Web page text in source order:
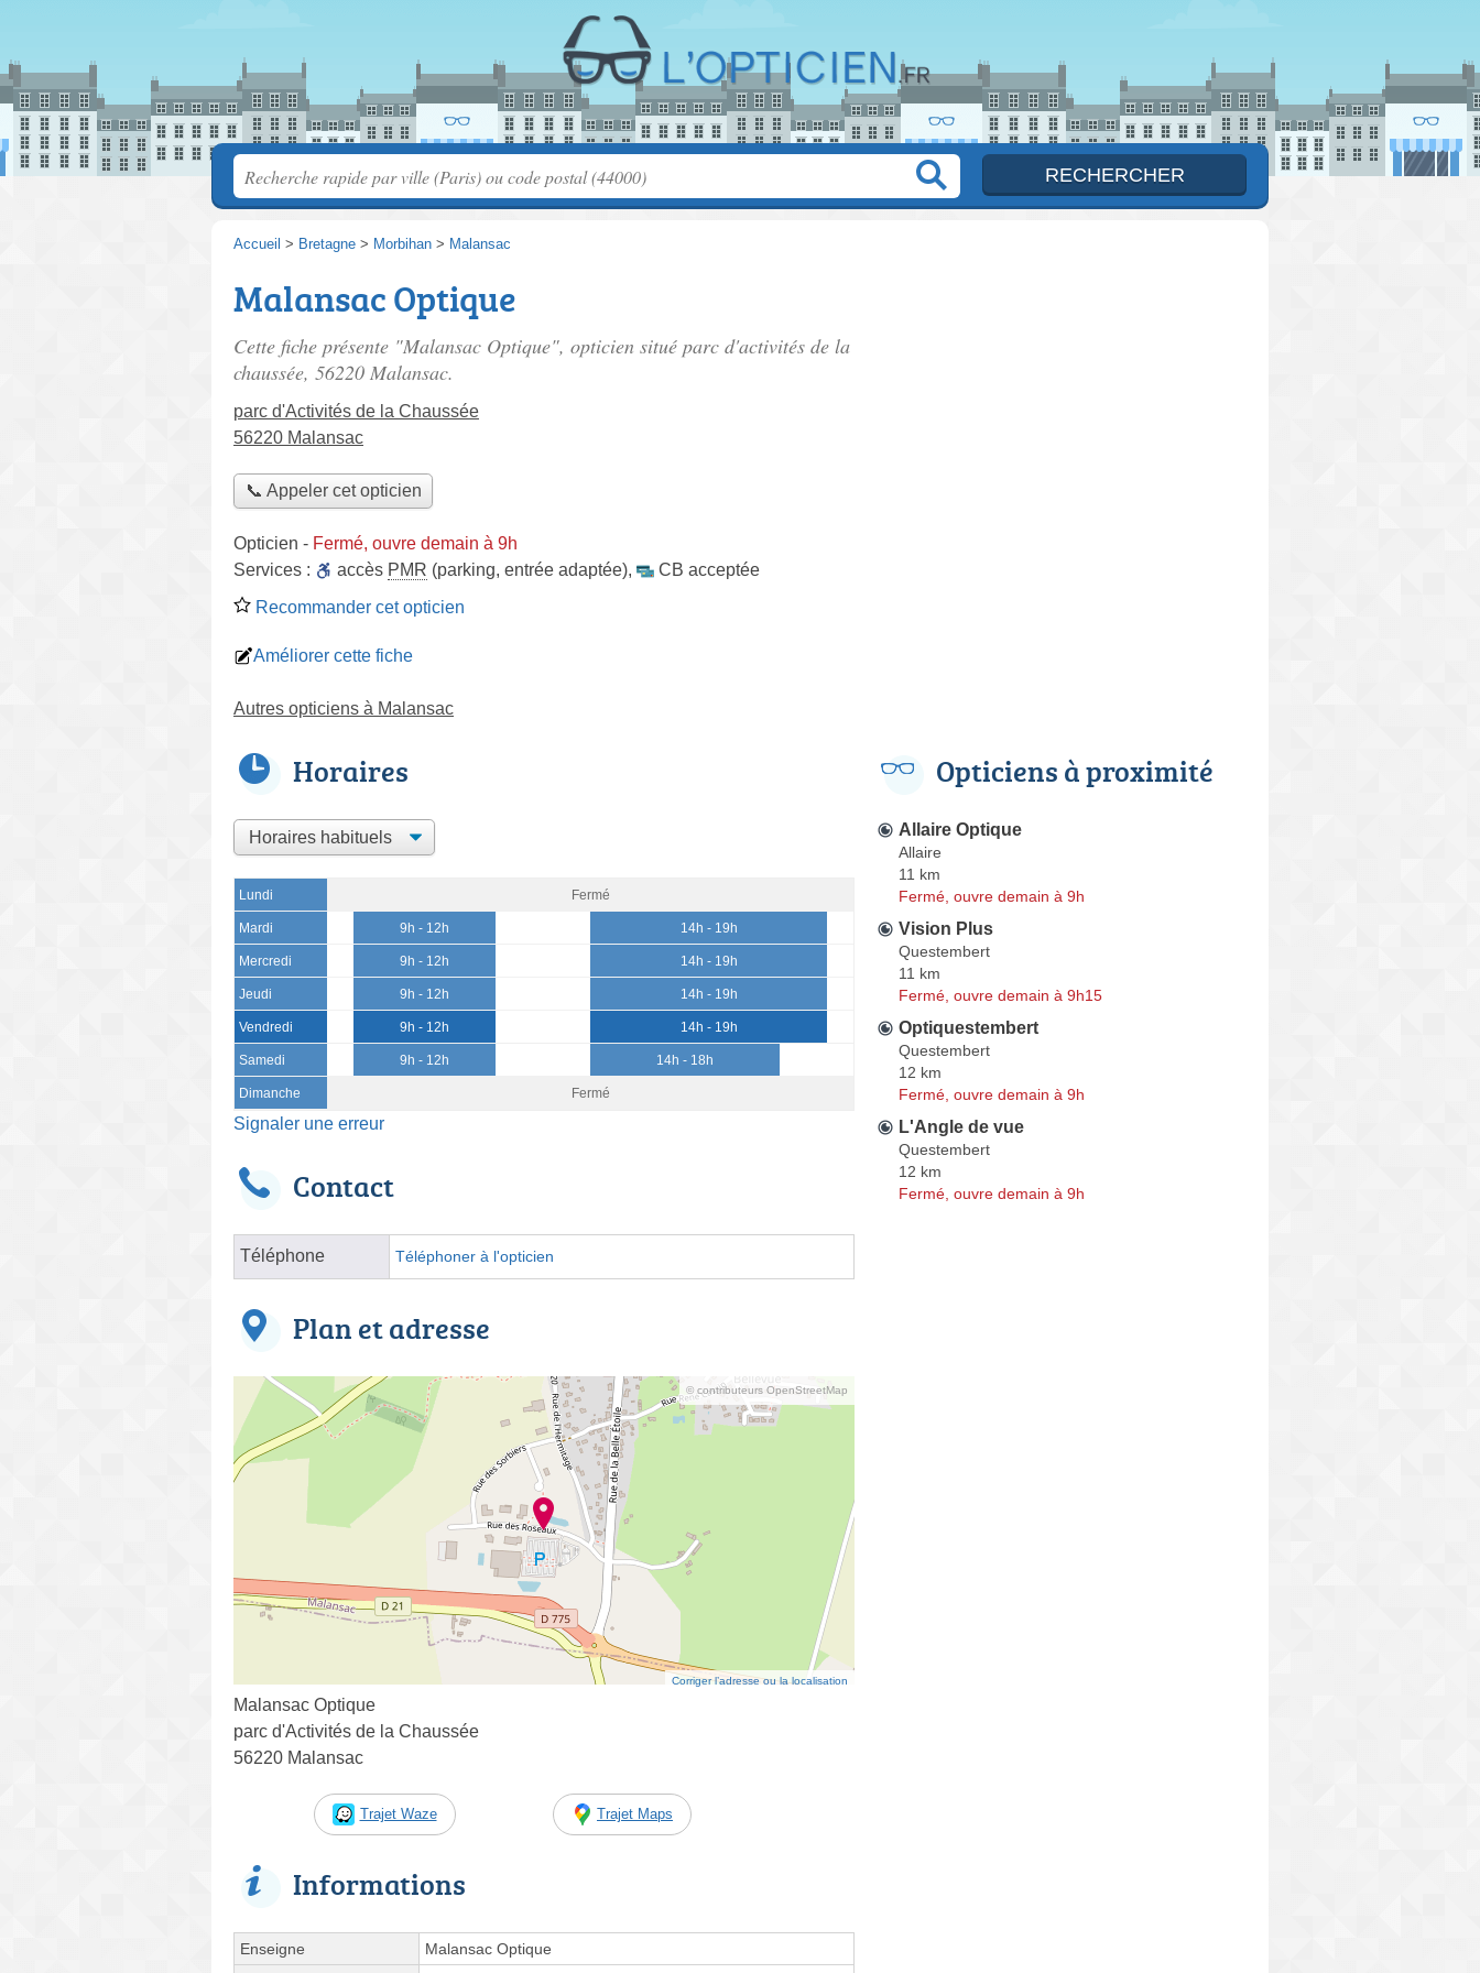
Accueil > Bretagne > Morbihan > Malansac
Malansac Optique
Cette fiche présente "Malansac Optique", opticien situé parc d'activités de la
chaussée, 56220 Malansac.
parc d'Activités de la Chaussée
56220 Malansac
📞 Appeler cet opticien
Opticien - Fermé, ouvre demain à 9h
Services :
accès PMR (parking, entrée adaptée),
CB acceptée
Recommander cet opticien
Améliorer cette fiche
Autres opticiens à Malansac
Horaires
Lundi Fermé
Mardi 9h - 12h 14h - 19h
Mercredi 9h - 12h 14h - 19h
Jeudi 9h - 12h 14h - 19h
Vendredi 9h - 12h 14h - 19h
Samedi 9h - 12h 14h - 18h
Dimanche Fermé
Signaler une erreur
Contact
Téléphone Téléphoner à l'opticien
Plan et adresse
© contributeurs OpenStreetMap
Corriger l’adresse ou la localisation
Malansac Optique
parc d'Activités de la Chaussée
56220 Malansac
Trajet Waze Trajet Maps
Informations
Enseigne
Malansac Optique
Opticiens à proximité
Allaire Optique
Allaire
11 km
Fermé, ouvre demain à 9h
Vision Plus
Questembert
11 km
Fermé, ouvre demain à 9h15
Optiquestembert
Questembert
12 km
Fermé, ouvre demain à 9h
L'Angle de vue
Questembert
12 km
Fermé, ouvre demain à 9h